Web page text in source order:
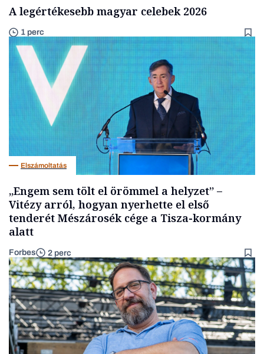
A legértékesebb magyar celebek 2026
1 perc
Elszámoltatás
„Engem sem tölt el örömmel a helyzet” –
Vitézy arról, hogyan nyerhette el első
tenderét Mészárosék cége a Tisza-kormány
alatt
Forbes 2 perc